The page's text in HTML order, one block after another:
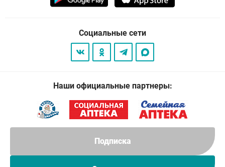
Подписка
Социальные сети
Наши официальные партнеры: